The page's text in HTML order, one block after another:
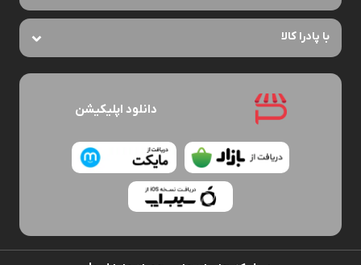
تعریف دقیق
کامپیوتر و تجهیزات جانبی به مجموعه ای از دستگاه ها و لوازم گفته می شود
که مکمل عملکرد اصلی کامپیوتر هستند. کامپیوتر اصلی معمولاً شامل پردازنده،
کلید)، ماوس (موشواره)، اسپیکر (بلندگو)، وب کم، USB هاب، قلم نوری، کارت
خوان، درایو نوری و ماوس پد به افزایش کارایی و راحتی کاربر کمک می کنند.
مهم این دسته به شمار می روند.
تجهیزات شبکه و ارتباطات شامل روتر، سوئیچ و کارت شبکه هستند که اتصال
پایدار به اینترنت و شبکه های محلی را فراهم می کنند. کامپیوترهای کوچک،
کامپیوترهای All-in-One و کیس های اسمبل شده نیز گزینه های محبوب برای
اهمیت موضوع
با پادرا کالا
دانلود اپلیکیشن